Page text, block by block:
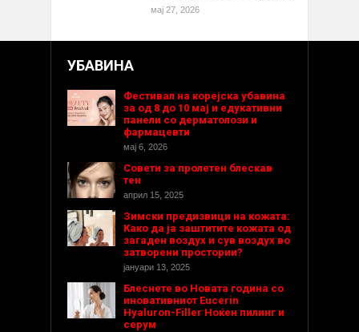
мај 27, 2026
УБАВИНА
Фестивал на корејска убавина
за од 8 до 10 мај и едукативни
панели со дерматолози и
фармацевти
мај 6, 2026
Совети за пролетен блескав
тен
април 15, 2025
Зимски предизвици на кожата:
Како да ја заштитите кожата од
загаден воздух и сув воздух во
затворени простории?
јануари 13, 2025
Блеснете во Новата година со
иновативниот Eucerin
Hyaluron-Filler Ноќен пилинг и
серум